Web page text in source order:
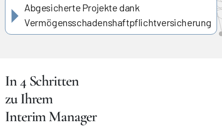
Abgesicherte Projekte dank
Vermögensschadenshaftpflichtversicherung
In 4 Schritten
zu Ihrem
Interim Manager